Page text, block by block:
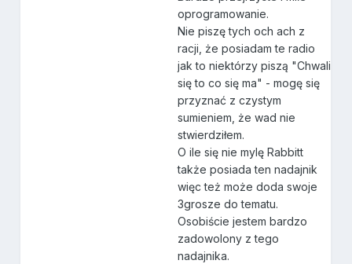
oprogramowanie.
Nie piszę tych och ach z
racji, że posiadam te radio
jak to niektórzy piszą "Chwali
się to co się ma" - mogę się
przyznać z czystym
sumieniem, że wad nie
stwierdziłem.
O ile się nie mylę Rabbitt
także posiada ten nadajnik
więc też może doda swoje
3grosze do tematu.
Osobiście jestem bardzo
zadowolony z tego
nadajnika.